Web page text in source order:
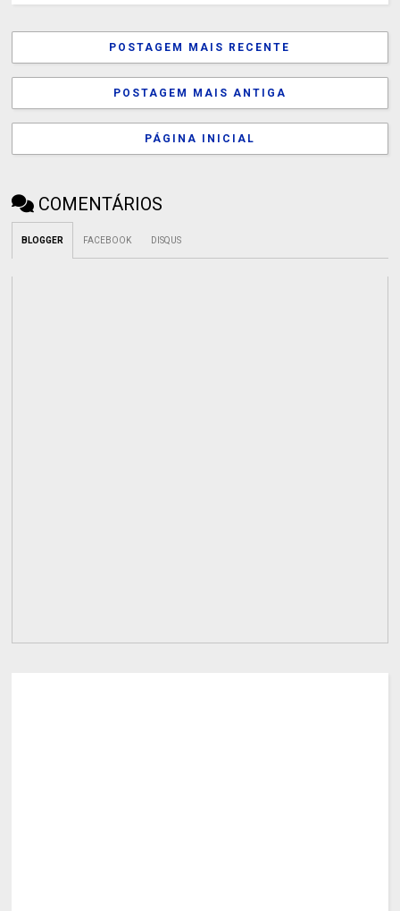
POSTAGEM MAIS RECENTE
POSTAGEM MAIS ANTIGA
PÁGINA INICIAL
COMENTÁRIOS
BLOGGER FACEBOOK DISQUS